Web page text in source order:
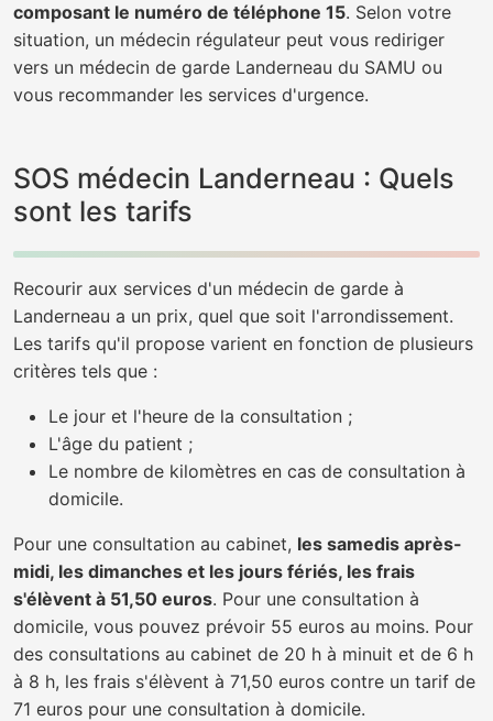
composant le numéro de téléphone 15. Selon votre
situation, un médecin régulateur peut vous rediriger
vers un médecin de garde Landerneau du SAMU ou
vous recommander les services d'urgence.
SOS médecin Landerneau : Quels
sont les tarifs
Recourir aux services d'un médecin de garde à
Landerneau a un prix, quel que soit l'arrondissement.
Les tarifs qu'il propose varient en fonction de plusieurs
critères tels que :
Le jour et l'heure de la consultation ;
L'âge du patient ;
Le nombre de kilomètres en cas de consultation à
domicile.
Pour une consultation au cabinet, les samedis après-
midi, les dimanches et les jours fériés, les frais
s'élèvent à 51,50 euros. Pour une consultation à
domicile, vous pouvez prévoir 55 euros au moins. Pour
des consultations au cabinet de 20 h à minuit et de 6 h
à 8 h, les frais s'élèvent à 71,50 euros contre un tarif de
71 euros pour une consultation à domicile.